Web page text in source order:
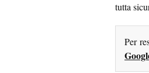
tutta
Per